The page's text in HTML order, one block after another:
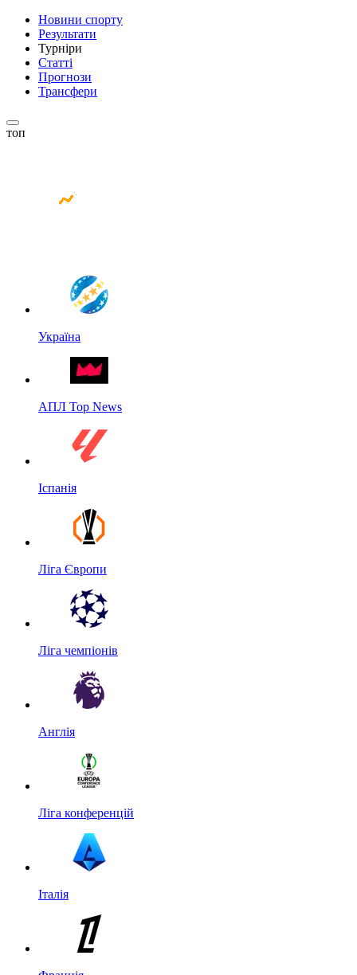
Новини спорту
Результати
Турніри
Статті
Прогнози
Трансфери
топ
Україна
АПЛ Top News
Іспанія
Ліга Європи
Ліга чемпіонів
Англія
Ліга конференцій
Італія